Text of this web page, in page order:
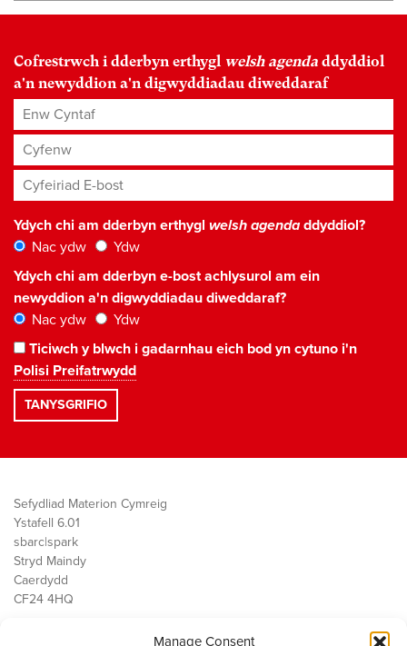
Manage Consent
Cofrestrwch i dderbyn erthygl welsh agenda ddyddiol
a'n newyddion a'n digwyddiadau diweddaraf
Enw Cyntaf
Cyfenw
Cyfeiriad E-bost*
Ydych chi am dderbyn erthygl welsh agendaddyddiol?
Nac ydw
Ydw
Ydych chi am dderbyn e-bost achlysurol am ein
newyddion a'n digwyddiadau diweddaraf?
Nac ydw
Ydw
Ticiwch y blwch i gadarnhau eich bod yn cytuno i'n
Polisi Preifatrwydd
Sefydliad Materion Cymreig
Ystafell 6.01
sbarc|spark
Stryd Maindy
Caerdydd
CF24 4HQ